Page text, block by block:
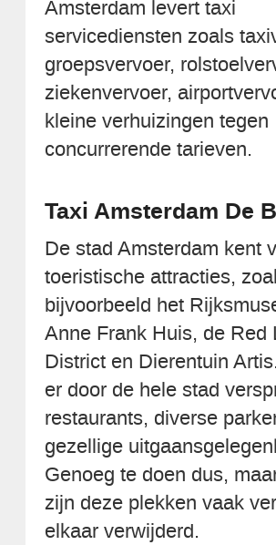
Amsterdam levert taxi
servicediensten zoals
groepsvervoer,
ziekenvervoer,
kleine verhuizingen tegen
concurrerende tarieven.
Taxi Amsterdam De
De stad Amsterdam kent
toeristische attracties,
bijvoorbeeld het
Anne Frank Huis, de Red
District en Dierentuin
er door de hele stad
restaurants, diverse
gezellige
Genoeg te doen dus,
zijn deze plekken vaak
elkaar verwijderd.